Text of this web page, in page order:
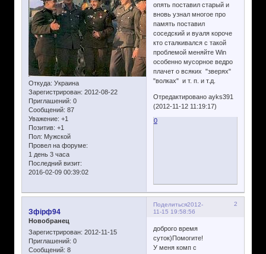
Откуда: Украина
Зарегистрирован: 2012-08-22
Приглашений: 0
Сообщений: 87
Уважение: +1
Позитив: +1
Пол: Мужской
Провел на форуме:
1 день 3 часа
Последний визит:
2016-02-09 00:39:02
опять поставил старый и
вновь узнал многое про
память поставил
соседский и вуаля короче
кто сталкивался с такой
проблемой меняйте Win
особенно мусорное ведро
плачет о всяких "зверях"
"волках" и т. п. и т.д.
Отредактировано ayks391
(2012-11-12 11:19:17)
0
Поделиться 2
2012-
11-15 19:58:56
Зфірф94
Новобранец
Зарегистрирован: 2012-11-15
Приглашений: 0
Сообщений: 8
доброго время
суток)Помогите!
У меня комп с